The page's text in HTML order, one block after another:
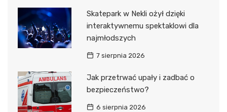
Skatepark w Nekli ożył dzięki
interaktywnemu spektaklowi dla
najmłodszych
7 sierpnia 2026
Jak przetrwać upały i zadbać o
bezpieczeństwo?
6 sierpnia 2026